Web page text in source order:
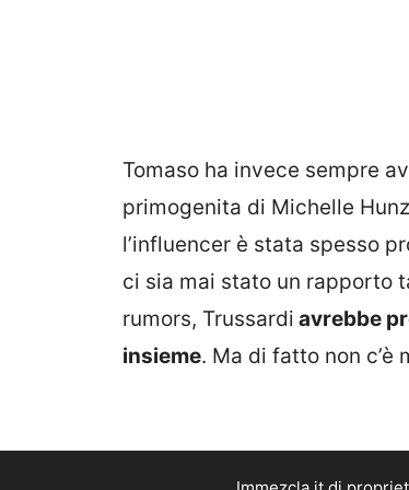
Tomaso ha invece sempre
primogenita di Michelle
l’influencer è stata spesso
ci sia mai stato un rapporto
rumors, Trussardi avrebbe
insieme. Ma di fatto non